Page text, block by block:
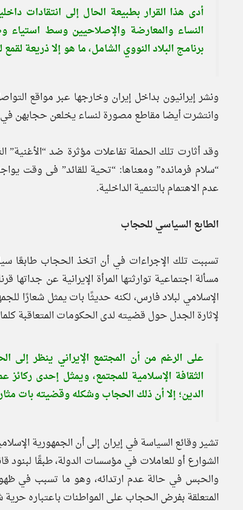
أدى هذا القرار بطبيعة الحال إلى انتقادات
النساء والمعارضة والإصلاحيين وسط
برنامج البلاد النووي الشامل، ما هو إلا ذريعة لقمع
ونشر إيرانيون بداخل إيران وخارجها عبر مواقع
وانتشرت أيضا مقاطع مصورة لنساء يخلعن حجابهن في
وقد أثارت تلك الحملة تفاعلات مؤثرة ضد “الأغنية”
“سلام فرمانده” ومعناها: “تحية للقائد” فى وقت
عدم الاهتمام بالتنمية الداخلية.
الطابع السياسي للحجاب
تسببت تلك الإجراءات في أن اتخذ الحجاب طابعًا
مسألة اجتماعية توارثتها المرأة الإيرانية عن
الإسلامي لبلاد فارس، لكنه حديثًا بات يمثل شعارًا
لإثارة الجدل حول قضيته لدى الحكومات المتعاقبة
على الرغم من أن المجتمع الإيراني ينظر إلى
الثقافة الإسلامية للمجتمع، ويمثل إحدى
الدين؛ إلا أن ذلك الحجاب وشكله وقضيته بات
تشير وقائع السياسة في إيران إلى أن الجمهورية
الشوارع أو للعاملات في مؤسسات الدولة، طبقًا لبنود
والحبس في حالة عدم ارتدائه، وهو ما تسبب في
المتعلقة بفرض الحجاب على المواطنات باعتباره